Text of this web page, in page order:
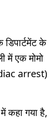
के
में एक मोमो
arrest)
कहा गया है,